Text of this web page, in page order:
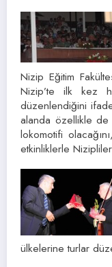
Nizip Eğitim
Nizip’te ilk kez
düzenlendiğini
alanda özellikle
lokomotifi
etkinliklerle
ülkelerine turlar